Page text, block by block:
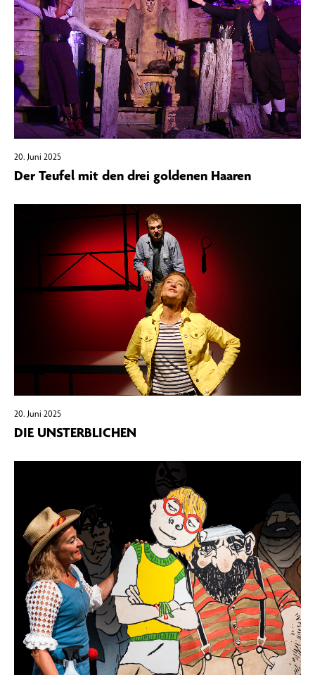
20. Juni 2025
Der Teufel mit den drei goldenen Haaren
20. Juni 2025
DIE UNSTERBLICHEN